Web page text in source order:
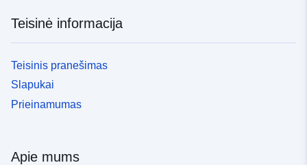
Teisinė informacija
Teisinis pranešimas
Slapukai
Prieinamumas
Apie mums